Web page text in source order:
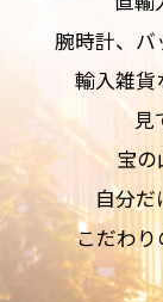
腕時計、バ
輸入雑貨
見
宝の
自分だ
こだわり